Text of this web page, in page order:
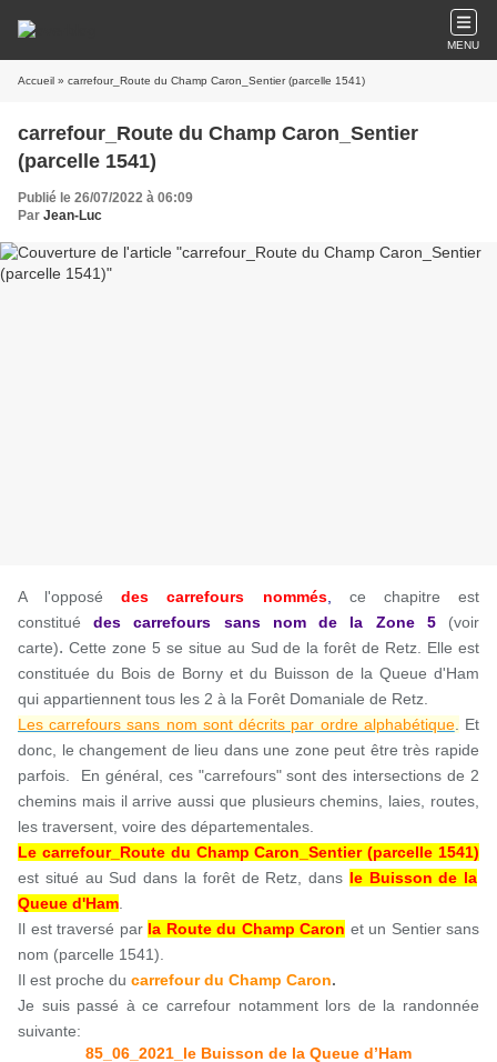
MENU
Accueil » carrefour_Route du Champ Caron_Sentier (parcelle 1541)
carrefour_Route du Champ Caron_Sentier
(parcelle 1541)
Publié le 26/07/2022 à 06:09
Par Jean-Luc
A l'opposédes carrefours nommés,
ce chapitre est
constitué
des carrefours sans nom de la Zone 5
(voir
carte). Cette zone 5 se situe au Sud de la forêt de Retz. Elle est
constituée du Bois de Borny et du Buisson de la Queue d'Ham
qui appartiennent tous les 2 à la Forêt Domaniale de Retz.
Les carrefours sans nom sont décrits par ordre alphabétique.
Et
donc, le changement de lieu dans une zone peut être très rapide
parfois. En général, ces "carrefours" sont des intersections de 2
chemins mais il arrive aussi que plusieurs chemins, laies, routes,
les traversent, voire des départementales.
Le carrefour_Route du Champ Caron_Sentier (parcelle 1541)
est situé au Sud dans la forêt de Retz, dans le Buisson de la
Queue d'Ham
Il est traversé par la Route du Champ Caron et un Sentier sans
nom (parcelle 1541).
Il est proche du carrefour du Champ Caron.
Je suis passé à ce carrefour notamment lors de la randonnée
suivante:
85_06_2021_le Buisson de la Queue d’Ham